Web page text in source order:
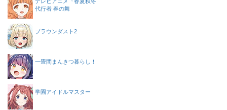
代行者 春の舞
ブラウンダスト2
一畳間まんきつ暮らし！
学園アイドルマスター